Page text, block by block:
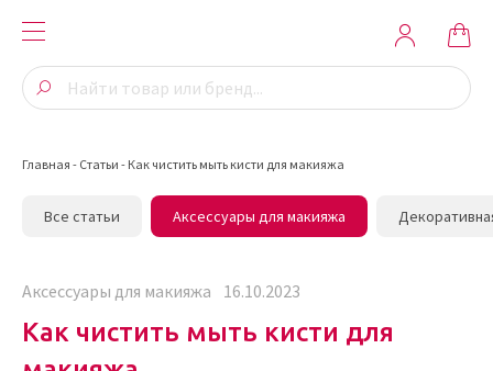
Главная - Статьи - Как чистить мыть кисти для макияжа
Все статьи Аксессуары для макияжа
Аксессуары для макияжа 16.10.2023
Как чистить мыть кисти для